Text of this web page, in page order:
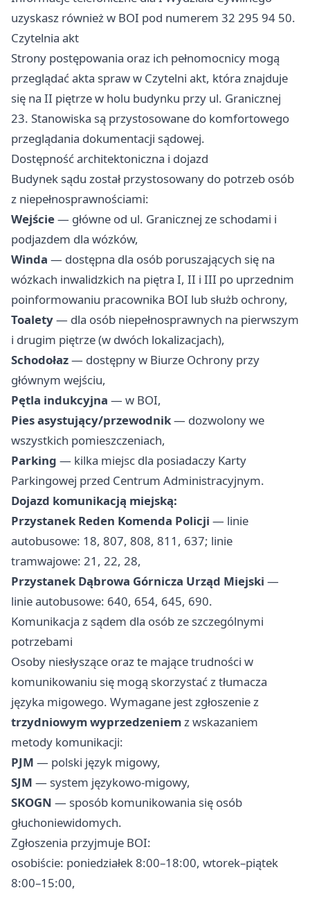
uzyskasz również w BOI pod numerem 32 295 94 50.
Czytelnia akt
Strony postępowania oraz ich pełnomocnicy mogą
przeglądać akta spraw w Czytelni akt, która znajduje
się na II piętrze w holu budynku przy ul. Granicznej
23. Stanowiska są przystosowane do komfortowego
przeglądania dokumentacji sądowej.
Dostępność architektoniczna i dojazd
Budynek sądu został przystosowany do potrzeb osób
z niepełnosprawnościami:
Wejście— główne od ul. Granicznej ze schodami i
podjazdem dla wózków,
Winda — dostępna dla osób poruszających się na
wózkach inwalidzkich na piętra I, II i III po uprzednim
poinformowaniu pracownika BOI lub służb ochrony,
Toalety— dla osób niepełnosprawnych na pierwszym
i drugim piętrze (w dwóch lokalizacjach),
Schodołaz— dostępny w Biurze Ochrony przy
głównym wejściu,
Pętla indukcyjna — w BOI,
Pies asystujący/przewodnik— dozwolony we
wszystkich pomieszczeniach,
Parking — kilka miejsc dla posiadaczy Karty
Parkingowej przed Centrum Administracyjnym.
Dojazd komunikacją miejską:
Przystanek Reden Komenda Policji — linie
autobusowe: 18, 807, 808, 811, 637; linie
tramwajowe: 21, 22, 28,
Przystanek Dąbrowa Górnicza Urząd Miejski —
linie autobusowe: 640, 654, 645, 690.
Komunikacja z sądem dla osób ze szczególnymi
potrzebami
Osoby niesłyszące oraz te mające trudności w
komunikowaniu się mogą skorzystać z tłumacza
języka migowego. Wymagane jest zgłoszenie z
trzydniowym wyprzedzeniemz wskazaniem
metody komunikacji:
PJM — polski język migowy,
SJM — system językowo-migowy,
SKOGN — sposób komunikowania się osób
głuchoniewidomych.
Zgłoszenia przyjmuje BOI:
osobiście: poniedziałek 8:00–18:00, wtorek–piątek
8:00–15:00,